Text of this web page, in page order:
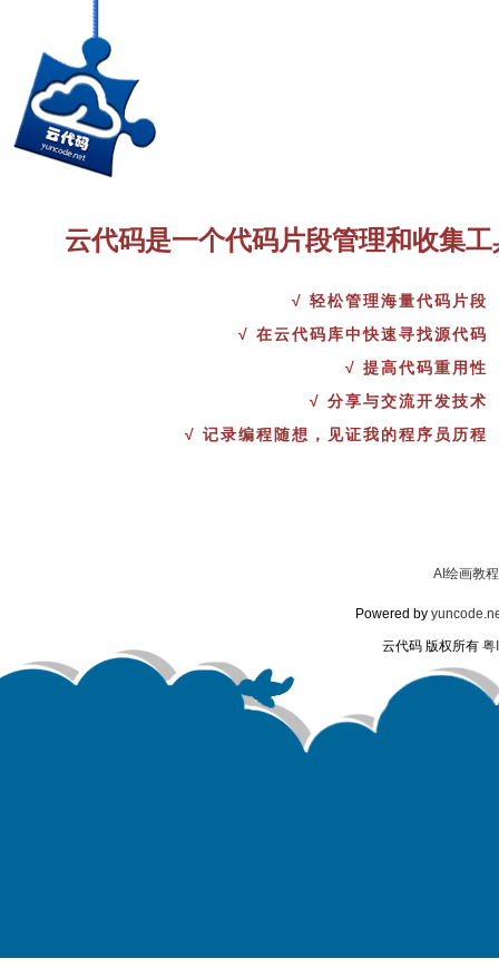
云代码是一个代码片段管理和收集工
√ 轻松管理海量代码片段
√ 在云代码库中快速寻找源代码
√ 提高代码重用性
√ 分享与交流开发技术
√ 记录编程随想，见证我的程序员历程
AI绘画教程
Powered by
云代码 版权所有 粤